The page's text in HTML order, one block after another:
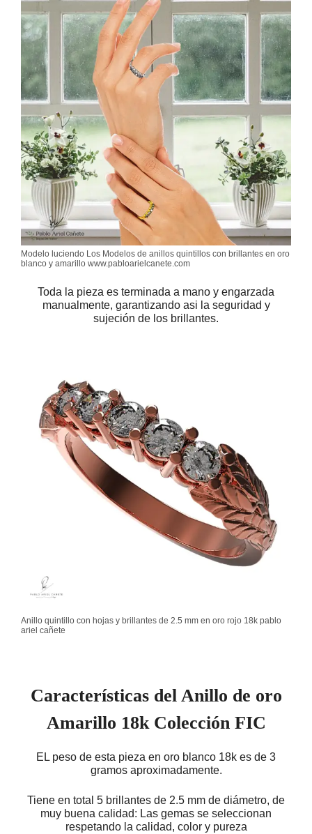
Modelo luciendo Los Modelos de anillos quintillos con brillantes en oro
blanco y amarillo www.pabloarielcanete.com
Toda la pieza es terminada a mano y engarzada
manualmente, garantizando asi la seguridad y
sujeción de los brillantes.
Anillo quintillo con hojas y brillantes de 2.5 mm en oro rojo 18k pablo
ariel cañete
Características del Anillo de oro
Amarillo 18k Colección FIC
EL peso de esta pieza en oro blanco 18k es de 3
gramos aproximadamente.
Tiene en total 5 brillantes de 2.5 mm de diámetro, de
muy buena calidad: Las gemas se seleccionan
respetando la calidad, color y pureza